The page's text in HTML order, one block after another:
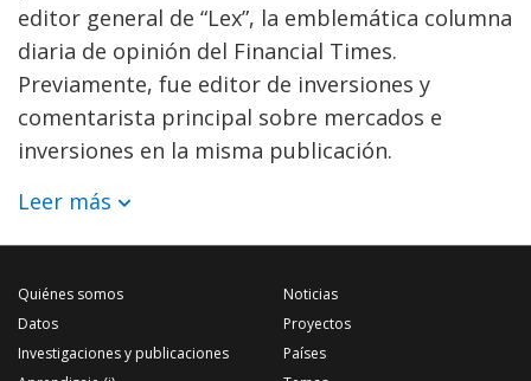
editor general de “Lex”, la emblemática columna
diaria de opinión del Financial Times.
Previamente, fue editor de inversiones y
comentarista principal sobre mercados e
inversiones en la misma publicación.
Leer más
Quiénes somos
Datos
Investigaciones y publicaciones
Noticias
Proyectos
Países